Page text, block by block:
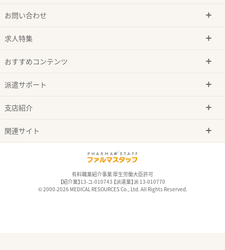
お問い合わせ
求人特集
おすすめコンテンツ
派遣サポート
支店紹介
関連サイト
有料職業紹介事業 厚生労働大臣許可
【紹介業】13-ユ-010743 【派遣業】派 13-010770
© 2000-2026 MEDICAL RESOURCES Co., Ltd. All Rights Reserved.